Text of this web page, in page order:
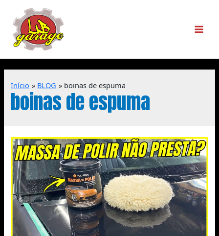
Início BLOG boinas de espuma
boinas de espuma